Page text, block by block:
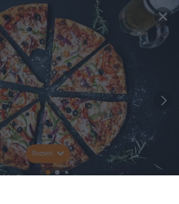
Rozwiń